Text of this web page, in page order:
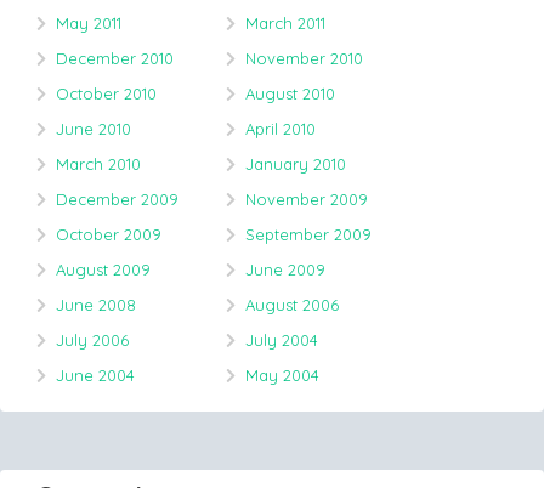
May 2011
March 2011
December 2010
November 2010
October 2010
August 2010
June 2010
April 2010
March 2010
January 2010
December 2009
November 2009
October 2009
September 2009
August 2009
June 2009
June 2008
August 2006
July 2006
July 2004
June 2004
May 2004